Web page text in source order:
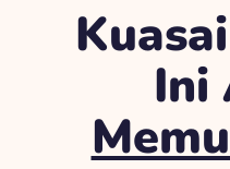
Kuasai
Ini